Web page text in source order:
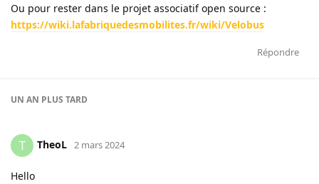
Ou pour rester dans le projet associatif open source :
https://wiki.lafabriquedesmobilites.fr/wiki/Velobus
Répondre
UN AN PLUS TARD
T TheoL 2 mars 2024
Hello